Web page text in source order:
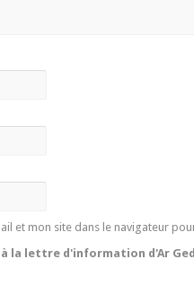
et mon site dans le navigateur
la lettre d'information d'Ar